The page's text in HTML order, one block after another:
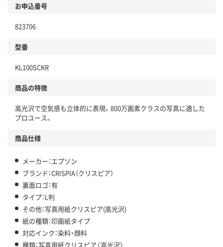
お申込番号
823706
型番
KL100SCKR
商品の特徴
高光沢で空気感も立体的に表現。800万画素クラスの写真に適した
プロユース。
商品仕様
メーカー：エプソン
ブランド：CRISPIA（クリスピア）
裏面ロゴ：有
タイプ：L判
その他：写真用紙クリスピア(高光沢)
紙の種類：印画紙タイプ
対応インク：染料・顔料
種類：写真用紙クリスピア〈高光沢〉